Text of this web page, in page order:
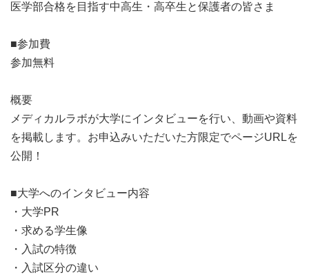
医学部合格を目指す中高生・高卒生と保護者の皆さま
■参加費
参加無料
概要
メディカルラボが大学にインタビューを行い、動画や資料
を掲載します。お申込みいただいた方限定でページURLを
公開！
■大学へのインタビュー内容
・大学PR
・求める学生像
・入試の特徴
・入試区分の違い